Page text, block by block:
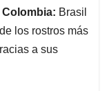
Brasil
los rostros más
a sus